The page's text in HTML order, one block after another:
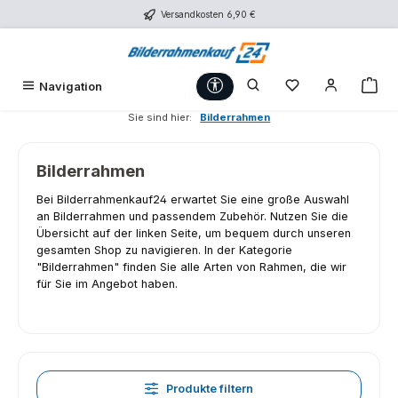
Zum Hauptinhalt springen Versandkosten 6,90 €
Navigation Werkzeugleiste anzeigen
Du hast 0
Sie sind hier: Bilderrahmen
Bilderrahmen
Bei Bilderrahmenkauf24 erwartet Sie eine große Auswahl
an Bilderrahmen und passendem Zubehör. Nutzen Sie die
Übersicht auf der linken Seite, um bequem durch unseren
gesamten Shop zu navigieren. In der Kategorie
"Bilderrahmen" finden Sie alle Arten von Rahmen, die wir
für Sie im Angebot haben.
Produkte filtern